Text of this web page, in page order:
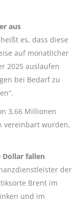
aus
es, dass diese
auf monatlicher
2025 auslaufen
bei Bedarf zu
3,66 Millionen
vereinbart wurden,
Dollar fallen
der
Brent im
und im